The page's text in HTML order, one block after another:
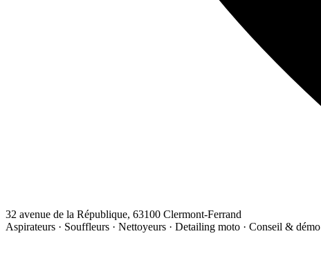
32 avenue de la République, 63100 Clermont-Ferrand
Aspirateurs · Souffleurs · Nettoyeurs · Detailing moto · Conseil & démo